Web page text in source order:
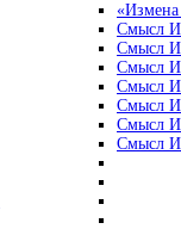
«Измена
Смысл
Смысл
Смысл
Смысл
Смысл
Смысл
Смысл